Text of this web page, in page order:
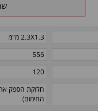
2.3X1.3 מ"מ
556
120
חלוקת הספק
החימום)